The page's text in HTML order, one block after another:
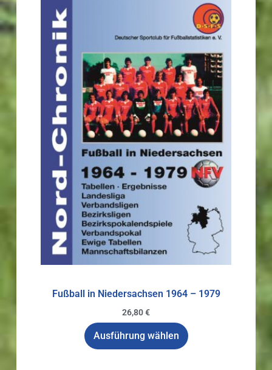
Fußball in Niedersachsen 1964 – 1979
26,80€
Ausführung wählen